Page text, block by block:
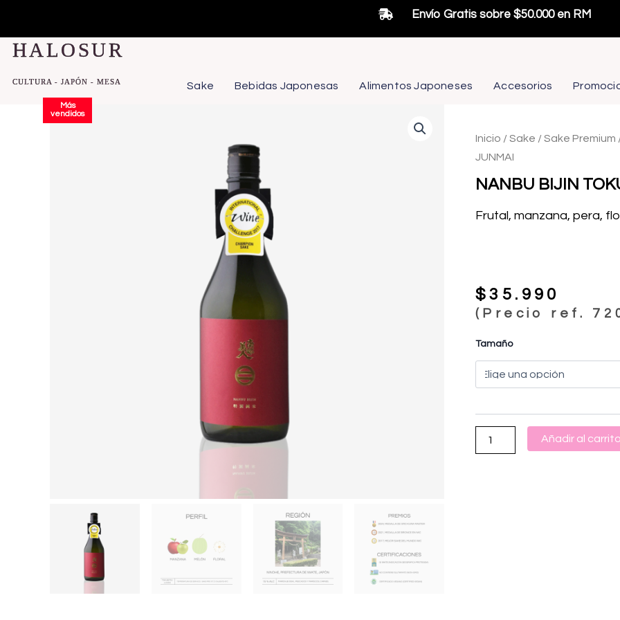
contenido
Envío Gratis sobre $50.000 en RM
HALOSUR
CULTURA - JAPÓN - MESA Sake Bebidas Japonesas Alimentos Japoneses Accesorios
Más
vendidos
Inicio /Sake /Sake Premium
JUNMAI
NANBU BIJIN
Frutal, manzana, pera,
$35.990
(Precio ref.
Tamaño
NANBU
BIJIN
TOKUBETSU
JUNMAI
Añadir al carrito